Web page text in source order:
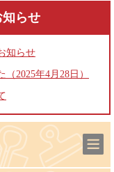
らせ
知らせ
2025年4月28日）